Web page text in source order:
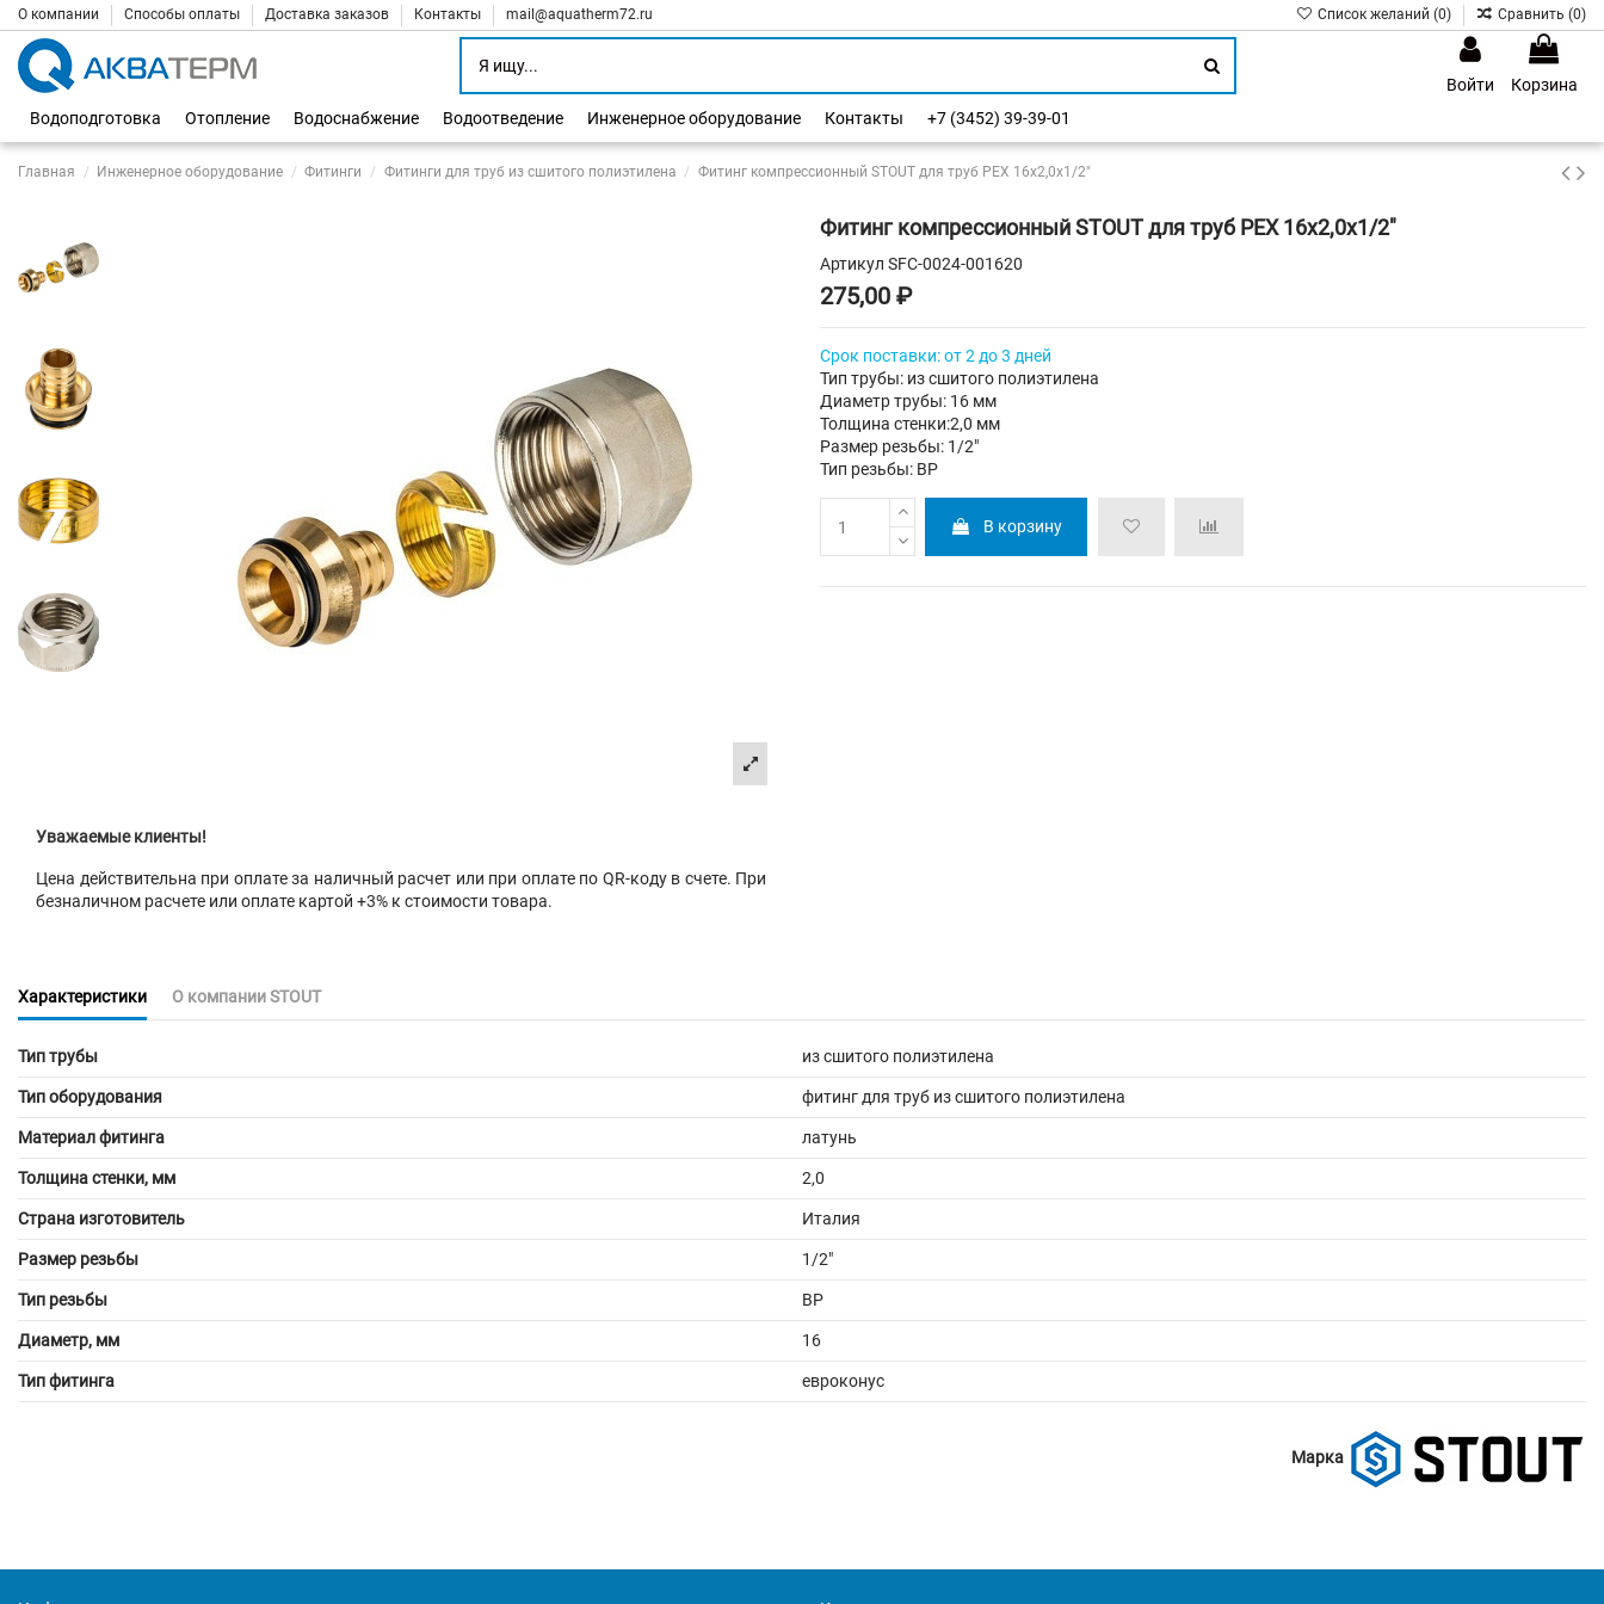
О компании Способы оплаты Доставка заказов Контакты mail@aquatherm72.ru Список желаний (0) Сравнить (0)
Войти
Корзина
Водоподготовка
Отопление Водоснабжение Водоотведение Инженерное оборудование Контакты +7 (3452) 39-39-01
Главная Инженерное оборудование Фитинги Фитинги для труб из сшитого полиэтилена Фитинг компрессионный STOUT для труб PEX 16х2,0х1/2"
Уважаемые клиенты!
Цена действительна при оплате за наличный расчет или при оплате по QR-коду в счете. При
безналичном расчете или оплате картой +3% к стоимости товара.
Фитинг компрессионный STOUT для труб PEX 16х2,0х1/2"
Артикул SFC-0024-001620
275,00 ₽
Срок поставки: от 2 до 3 дней
Тип трубы: из сшитого полиэтилена
Диаметр трубы: 16 мм
Толщина стенки:2,0 мм
Размер резьбы: 1/2"
Тип резьбы: ВР
В корзину
Характеристики О компании STOUT
Тип трубы из сшитого полиэтилена
Тип оборудования фитинг для труб из сшитого полиэтилена
Материал фитинга латунь
Толщина стенки, мм 2,0
Страна изготовитель Италия
Размер резьбы 1/2"
Тип резьбы ВР
Диаметр, мм 16
Тип фитинга евроконус
Марка